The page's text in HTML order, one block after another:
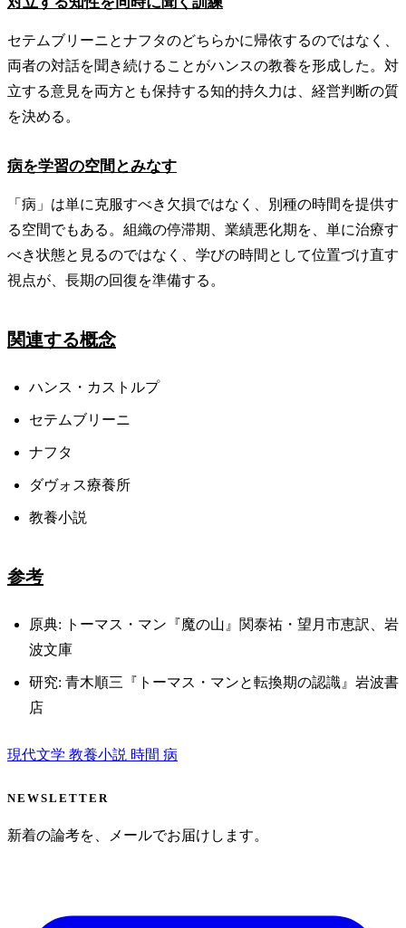
セテムブリーニとナフタのどちらかに帰依するのではなく、
両者の対話を聞き続けることがハンスの教養を形成した。対
立する意見を両方とも保持する知的持久力は、経営判断の質
を決める。
病を学習の空間とみなす
「病」は単に克服すべき欠損ではなく、別種の時間を提供す
る空間でもある。組織の停滞期、業績悪化期を、単に治療す
べき状態と見るのではなく、学びの時間として位置づけ直す
視点が、長期の回復を準備する。
関連する概念
ハンス・カストルプ
セテムブリーニ
ナフタ
ダヴォス療養所
教養小説
参考
原典: トーマス・マン『魔の山』関泰祐・望月市恵訳、岩
波文庫
研究: 青木順三『トーマス・マンと転換期の認識』岩波書
店
現代文学 教養小説 時間 病
NEWSLETTER
新着の論考を、メールでお届けします。